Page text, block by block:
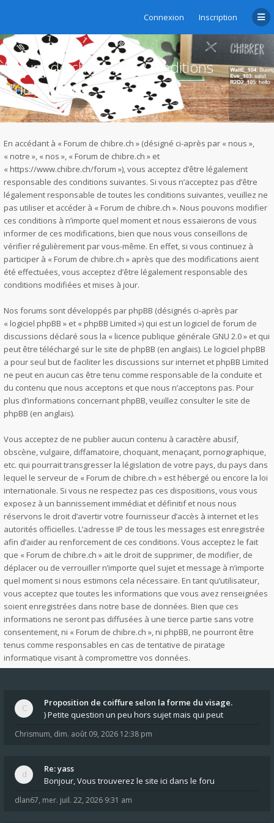
Connexion Inscription
Forum de chibre.ch - Conditions
d’utilisation
En accédant à « Forum de chibre.ch » (désigné ci-après par « nous »,
« notre », « nos », « Forum de chibre.ch » et
« https://www.chibre.ch/forum »), vous acceptez d’être légalement
responsable des conditions suivantes. Si vous n’acceptez pas d’être
légalement responsable de toutes les conditions suivantes, veuillez ne
pas utiliser et accéder à « Forum de chibre.ch ». Nous pouvons modifier
ces conditions à n’importe quel moment et nous essaierons de vous
informer de ces modifications, bien que nous vous conseillons de
vérifier régulièrement par vous-même. En effet, si vous continuez à
participer à « Forum de chibre.ch » après que des modifications aient
été effectuées, vous acceptez d’être légalement responsable des
conditions modifiées et mises à jour.
Nos forums sont développés par phpBB (désignés ci-après par
« logiciel phpBB » et « phpBB Limited ») qui est un logiciel de forum de
discussions déclaré sous la « licence publique générale GNU 2.0» et qui
peut être téléchargé sur le site de phpBB (en anglais). Le logiciel phpBB
a pour seul but de faciliter les discussions sur internet et phpBB Limited
ne peut en aucun cas être tenu comme responsable de la conduite et
du contenu que nous acceptons et que nous n’acceptons pas. Pour
plus d’informations concernant phpBB, veuillez consulter le site de
phpBB (en anglais).
Vous acceptez de ne publier aucun contenu à caractère abusif,
obscène, vulgaire, diffamatoire, choquant, menaçant, pornographique,
etc. qui pourrait transgresser la législation de votre pays, du pays dans
lequel le serveur de « Forum de chibre.ch » est hébergé ou encore la loi
internationale. Si vous ne respectez pas ces dispositions, vous vous
exposez à un bannissement immédiat et définitif et nous nous
réservons le droit d’avertir votre fournisseur d’accès à internet et les
autorités officielles. L’adresse IP de tous les messages est enregistrée
afin d’aider au renforcement de ces conditions. Vous acceptez le fait
que « Forum de chibre.ch » ait le droit de supprimer, de modifier, de
déplacer ou de verrouiller n’importe quel sujet et message à n’importe
quel moment si nous estimons cela nécessaire. En tant qu’utilisateur,
vous acceptez que toutes les informations que vous avez renseignées
soient enregistrées dans notre base de données. Bien que ces
informations ne seront pas diffusées à une tierce partie sans votre
consentement, ni « Forum de chibre.ch », ni phpBB, ne pourront être
tenus comme responsables en cas de tentative de piratage
informatique visant à compromettre vos données.
Proposition de coiffure selon la forme du visage.
) Petite question un peu hors sujet mais qui peut
Chrismum, dim. août 09, 2026 12:38 pm
Re: yass
Bonjour, Vous trouverez le site ici dans le foru
dlan67, mer. juil. 22, 2026 9:31 am